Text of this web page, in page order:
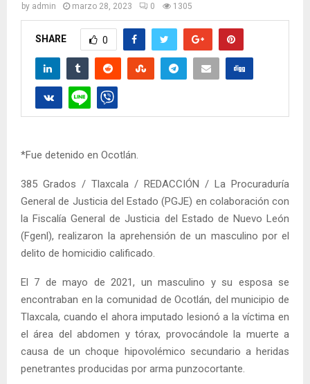
by admin marzo 28, 2023 0 1305
SHARE 0
*Fue detenido en Ocotlán.
385 Grados / Tlaxcala / REDACCIÓN / La Procuraduría
General de Justicia del Estado (PGJE) en colaboración con
la Fiscalía General de Justicia del Estado de Nuevo León
(Fgenl), realizaron la aprehensión de un masculino por el
delito de homicidio calificado.
El 7 de mayo de 2021, un masculino y su esposa se
encontraban en la comunidad de Ocotlán, del municipio de
Tlaxcala, cuando el ahora imputado lesionó a la víctima en
el área del abdomen y tórax, provocándole la muerte a
causa de un choque hipovolémico secundario a heridas
penetrantes producidas por arma punzocortante.